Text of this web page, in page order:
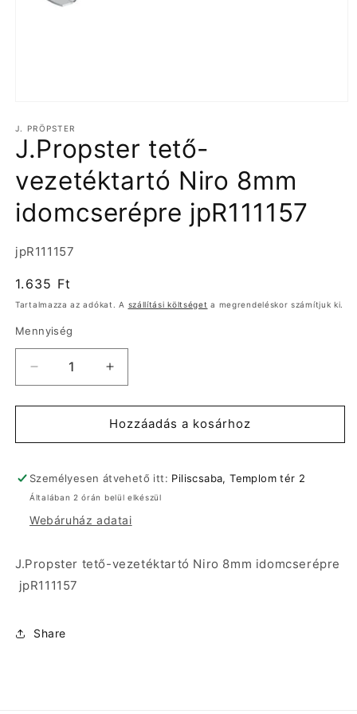
megnyitása
modális
párbeszédpanelen
J. PRÖPSTER
J.Propster tető-
vezetéktartó Niro 8mm
idomcserépre jpR111157
Termékváltozat:
jpR111157
Normál
ár
1.635 Ft
Tartalmazza az adókat. A szállítási költséget a megrendeléskor számítjuk ki.
Mennyiség
J.Propster
tető-
vezetéktartó
8mm
jpR111157
mennyiségének
J.Propster
tető-
vezetéktartó
Niro
8mm
jpR111157
mennyiségének
Hozzáadás a kosárhoz
Személyesen átvehető itt: Piliscsaba, Templom tér 2
Általában 2 órán belül elkészül
Webáruház adatai
J.Propster tető-vezetéktartó Niro 8mm idomcserépre
jpR111157
Share